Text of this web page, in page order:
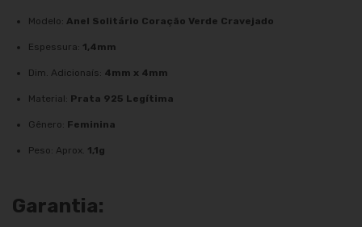
Modelo: Anel Solitário Coração Verde Cravejado
Espessura: 1,4mm
Dim. Adicionaís: 4mm x 4mm
Material: Prata 925 Legítima
Gênero: Feminina
Peso: Aprox. 1,1g
Garantia: